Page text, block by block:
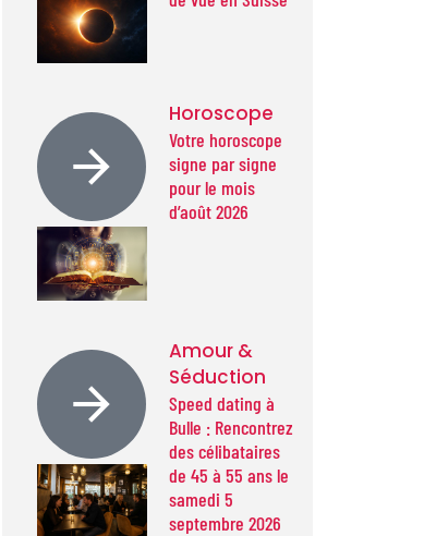
Horoscope
Votre horoscope
signe par signe
pour le mois
d’août 2026
Amour &
Séduction
Speed dating à
Bulle : Rencontrez
des célibataires
de 45 à 55 ans le
samedi 5
septembre 2026